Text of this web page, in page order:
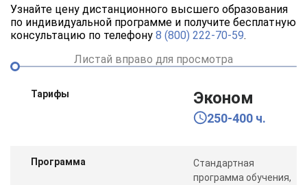
Узнайте цену дистанционного высшего образования
по индивидуальной программе и получите бесплатную
консультацию по телефону 8 (800) 222-70-59.
Листай вправо для просмотра
Тарифы Эконом
250-400 ч.
Программа
Стандартная
программа обучения,